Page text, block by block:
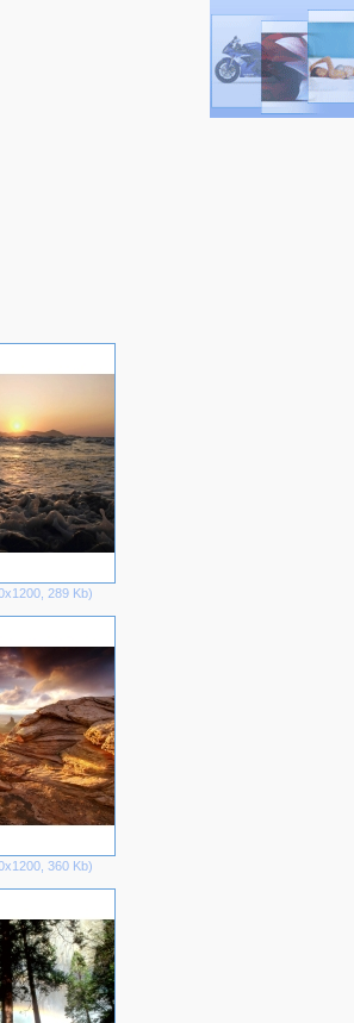
289 Kb)
360 Kb)